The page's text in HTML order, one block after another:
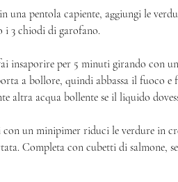
una pentola capiente, aggiungi le
i 3 chiodi di garofano.
insaporire per 5 minuti girando con
a bollore, quindi abbassa il fuoco e
altra acqua bollente se il liquido
un minipimer riduci le verdure in
Completa con cubetti di salmone,